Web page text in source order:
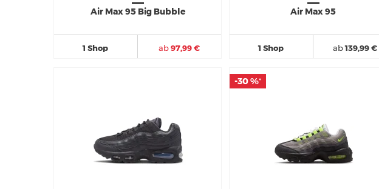
Air Max 95 Big Bubble
1 Shop ab97,99 €
Air Max 95
1 Shop ab139,99 €
-30 %*
-30 %*